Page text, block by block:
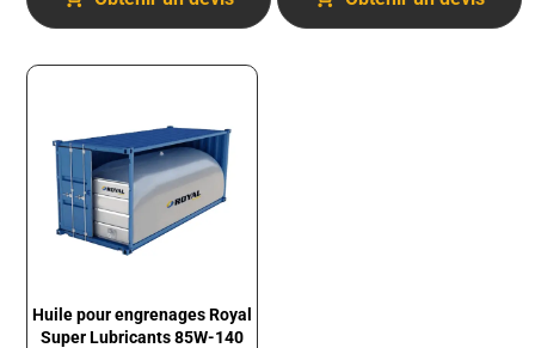
Huile pour engrenages Royal
Super Lubricants 85W-140